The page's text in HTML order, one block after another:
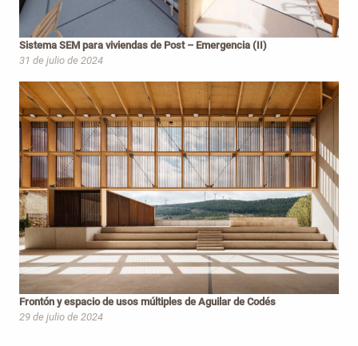
Sistema SEM para viviendas de Post – Emergencia (II)
31 de julio de 2024
Frontón y espacio de usos múltiples de Aguilar de Codés
29 de julio de 2024